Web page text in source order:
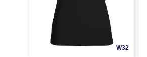
W32